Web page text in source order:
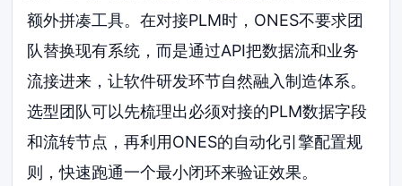
额外拼凑工具。在对接PLM时，ONES不要求团
队替换现有系统，而是通过API把数据流和业务
流接进来，让软件研发环节自然融入制造体系。
选型团队可以先梳理出必须对接的PLM数据字段
和流转节点，再利用ONES的自动化引擎配置规
则，快速跑通一个最小闭环来验证效果。